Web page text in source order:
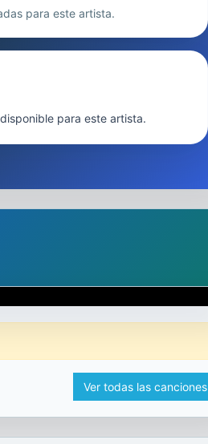
para este artista.
para este artista.
Ver todas las canciones